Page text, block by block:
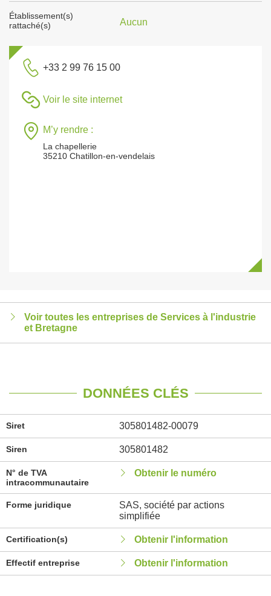
Établissement(s)
rattaché(s)
Aucun
+33 2 99 76 15 00
Voir le site internet
M’y rendre :
La chapellerie
35210 Chatillon-en-vendelais
Voir toutes les entreprises de Services à l'industrie
et Bretagne
DONNÉES CLÉS
Siret 305801482-00079
Siren 305801482
N° de TVA
intracommunautaire
Obtenir le numéro
Forme juridique
SAS, société par actions
simplifiée
Certification(s) Obtenir l'information
Effectif entreprise Obtenir l'information